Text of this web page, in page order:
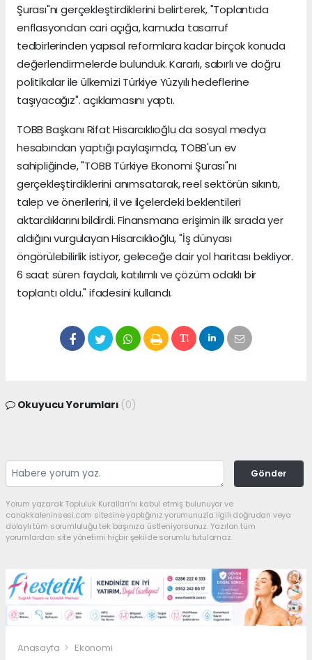
Şurası"nı gerçekleştirdiklerini belirterek, "Toplantıda
enflasyondan cari açığa, kamuda tasarruf
tedbirlerinden yapısal reformlara kadar birçok konuda
değerlendirmelerde bulunduk. Kararlı, sabırlı ve doğru
politikalar ile ülkemizi Türkiye Yüzyılı hedeflerine
taşıyacağız". açıklamasını yaptı.
TOBB Başkanı Rifat Hisarcıklıoğlu da sosyal medya
hesabından yaptığı paylaşımda, TOBB'un ev
sahipliğinde, "TOBB Türkiye Ekonomi Şurası"nı
gerçekleştirdiklerini anımsatarak, reel sektörün sıkıntı,
talep ve önerilerini, il ve ilçelerdeki beklentileri
aktardıklarını bildirdi. Finansmana erişimin ilk sırada yer
aldığını vurgulayan Hisarcıklıoğlu, "İş dünyası
öngörülebilirlik istiyor, geleceğe dair yol haritası bekliyor.
6 saat süren faydalı, katılımlı ve çözüm odaklı bir
toplantı oldu." ifadesini kullandı.
Okuyucu Yorumları (0)
Gönder
Yorum yazarak Topluluk Kuralları’nı kabul etmiş bulunuyor ve
canakkaleninsesi.com sitesine yaptığınız yorumunuzla ilgili doğrudan veya
dolaylı tüm sorumluluğu tek başınıza üstleniyorsunuz. Yazılan tüm
yorumlardan site yönetimi hiçbir şekilde sorumlu tutulamaz.
Anasayfa Ekonomi